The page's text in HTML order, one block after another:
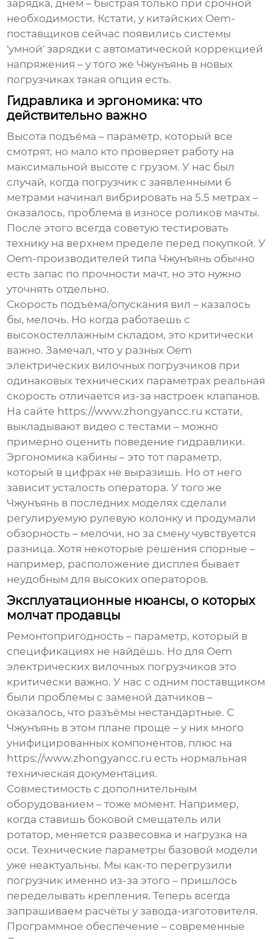
зарядка, днём – быстрая только при срочной
необходимости. Кстати, у китайских Oem-
поставщиков сейчас появились системы
'умной' зарядки с автоматической коррекцией
напряжения – у того же Чжунъянь в новых
погрузчиках такая опция есть.
Гидравлика и эргономика: что
действительно важно
Высота подъёма – параметр, который все
смотрят, но мало кто проверяет работу на
максимальной высоте с грузом. У нас был
случай, когда погрузчик с заявленными 6
метрами начинал вибрировать на 5.5 метрах –
оказалось, проблема в износе роликов мачты.
После этого всегда советую тестировать
технику на верхнем пределе перед покупкой. У
Oem-производителей типа Чжунъянь обычно
есть запас по прочности мачт, но это нужно
уточнять отдельно.
Скорость подъёма/опускания вил – казалось
бы, мелочь. Но когда работаешь с
высокостеллажным складом, это критически
важно. Замечал, что у разных Oem
электрических вилочных погрузчиков при
одинаковых технических параметрах реальная
скорость отличается из-за настроек клапанов.
На сайте https://www.zhongyancc.ru кстати,
выкладывают видео с тестами – можно
примерно оценить поведение гидравлики.
Эргономика кабины – это тот параметр,
который в цифрах не выразишь. Но от него
зависит усталость оператора. У того же
Чжунъянь в последних моделях сделали
регулируемую рулевую колонку и продумали
обзорность – мелочи, но за смену чувствуется
разница. Хотя некоторые решения спорные –
например, расположение дисплея бывает
неудобным для высоких операторов.
Эксплуатационные нюансы, о которых
молчат продавцы
Ремонтопригодность – параметр, который в
спецификациях не найдёшь. Но для Oem
электрических вилочных погрузчиков это
критически важно. У нас с одним поставщиком
были проблемы с заменой датчиков –
оказалось, что разъёмы нестандартные. С
Чжунъянь в этом плане проще – у них много
унифицированных компонентов, плюс на
https://www.zhongyancc.ru есть нормальная
техническая документация.
Совместимость с дополнительным
оборудованием – тоже момент. Например,
когда ставишь боковой смещатель или
ротатор, меняется развесовка и нагрузка на
оси. Технические параметры базовой модели
уже неактуальны. Мы как-то перегрузили
погрузчик именно из-за этого – пришлось
переделывать крепления. Теперь всегда
запрашиваем расчёты у завода-изготовителя.
Программное обеспечение – современные